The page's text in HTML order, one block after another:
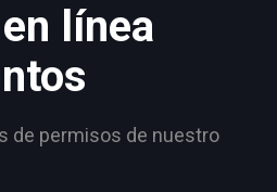
línea
de permisos de nuestro